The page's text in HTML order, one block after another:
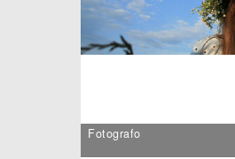
Fotografo